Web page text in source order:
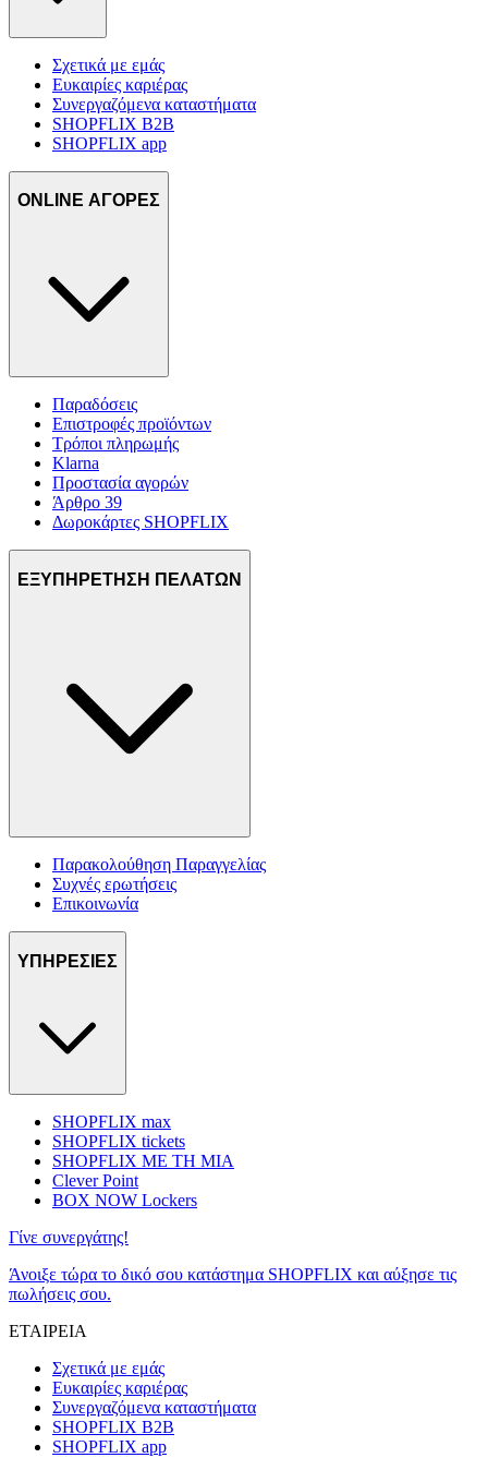
Σχετικά με εμάς
Ευκαιρίες καριέρας
Συνεργαζόμενα καταστήματα
SHOPFLIX B2B
SHOPFLIX app
ONLINE ΑΓΟΡΕΣ
Παραδόσεις
Επιστροφές προϊόντων
Τρόποι πληρωμής
Klarna
Προστασία αγορών
Άρθρο 39
Δωροκάρτες SHOPFLIX
ΕΞΥΠΗΡΕΤΗΣΗ ΠΕΛΑΤΩΝ
Παρακολούθηση Παραγγελίας
Συχνές ερωτήσεις
Επικοινωνία
ΥΠΗΡΕΣΙΕΣ
SHOPFLIX max
SHOPFLIX tickets
SHOPFLIX ΜΕ ΤΗ ΜΙΑ
Clever Point
BOX NOW Lockers
Γίνε συνεργάτης!
Άνοιξε τώρα το δικό σου κατάστημα SHOPFLIX και αύξησε τις
πωλήσεις σου.
ΕΤΑΙΡΕΙΑ
Σχετικά με εμάς
Ευκαιρίες καριέρας
Συνεργαζόμενα καταστήματα
SHOPFLIX B2B
SHOPFLIX app